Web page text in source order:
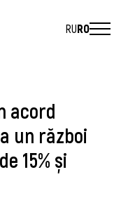
RURO
acord
un război
15% și